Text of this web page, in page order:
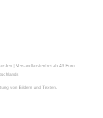
| Versandkostenfrei ab 49 Euro
von Bildern und Texten.